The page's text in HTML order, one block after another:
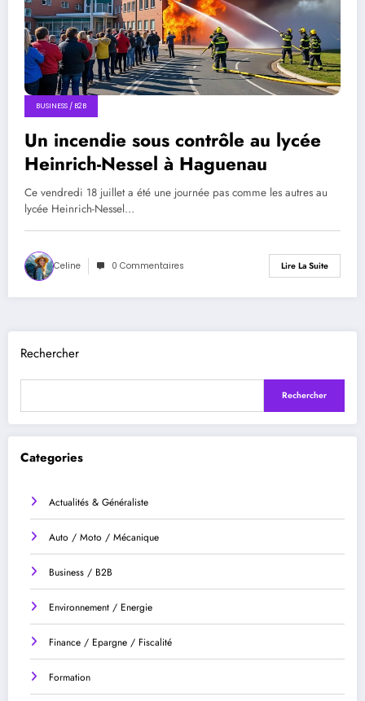
BUSINESS / B2B
Un incendie sous contrôle au lycée
Heinrich-Nessel à Haguenau
Ce vendredi 18 juillet a été une journée pas comme les autres au
lycée Heinrich-Nessel…
Celine 0 Commentaires Lire La Suite
Rechercher
Rechercher
Categories
Actualités & Généraliste
Auto / Moto / Mécanique
Business / B2B
Environnement / Energie
Finance / Epargne / Fiscalité
Formation